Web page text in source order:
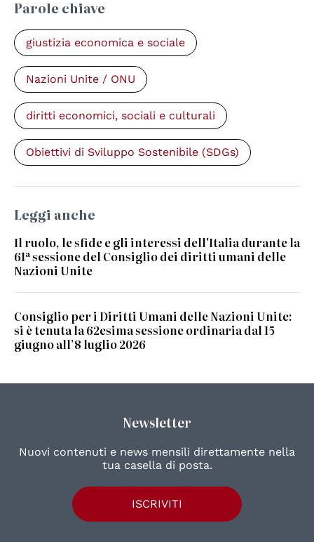
Parole chiave
giustizia economica e sociale
Nazioni Unite / ONU
diritti economici, sociali e culturali
Obiettivi di Sviluppo Sostenibile (SDGs)
Leggi anche
Il ruolo, le sfide e gli interessi dell'Italia durante la
61ª sessione del Consiglio dei diritti umani delle
Nazioni Unite
Consiglio per i Diritti Umani delle Nazioni Unite:
si è tenuta la 62esima sessione ordinaria dal 15
giugno all’8 luglio 2026
Newsletter
Nuovi contenuti e news mensili direttamente nella
tua casella di posta.
ISCRIVITI